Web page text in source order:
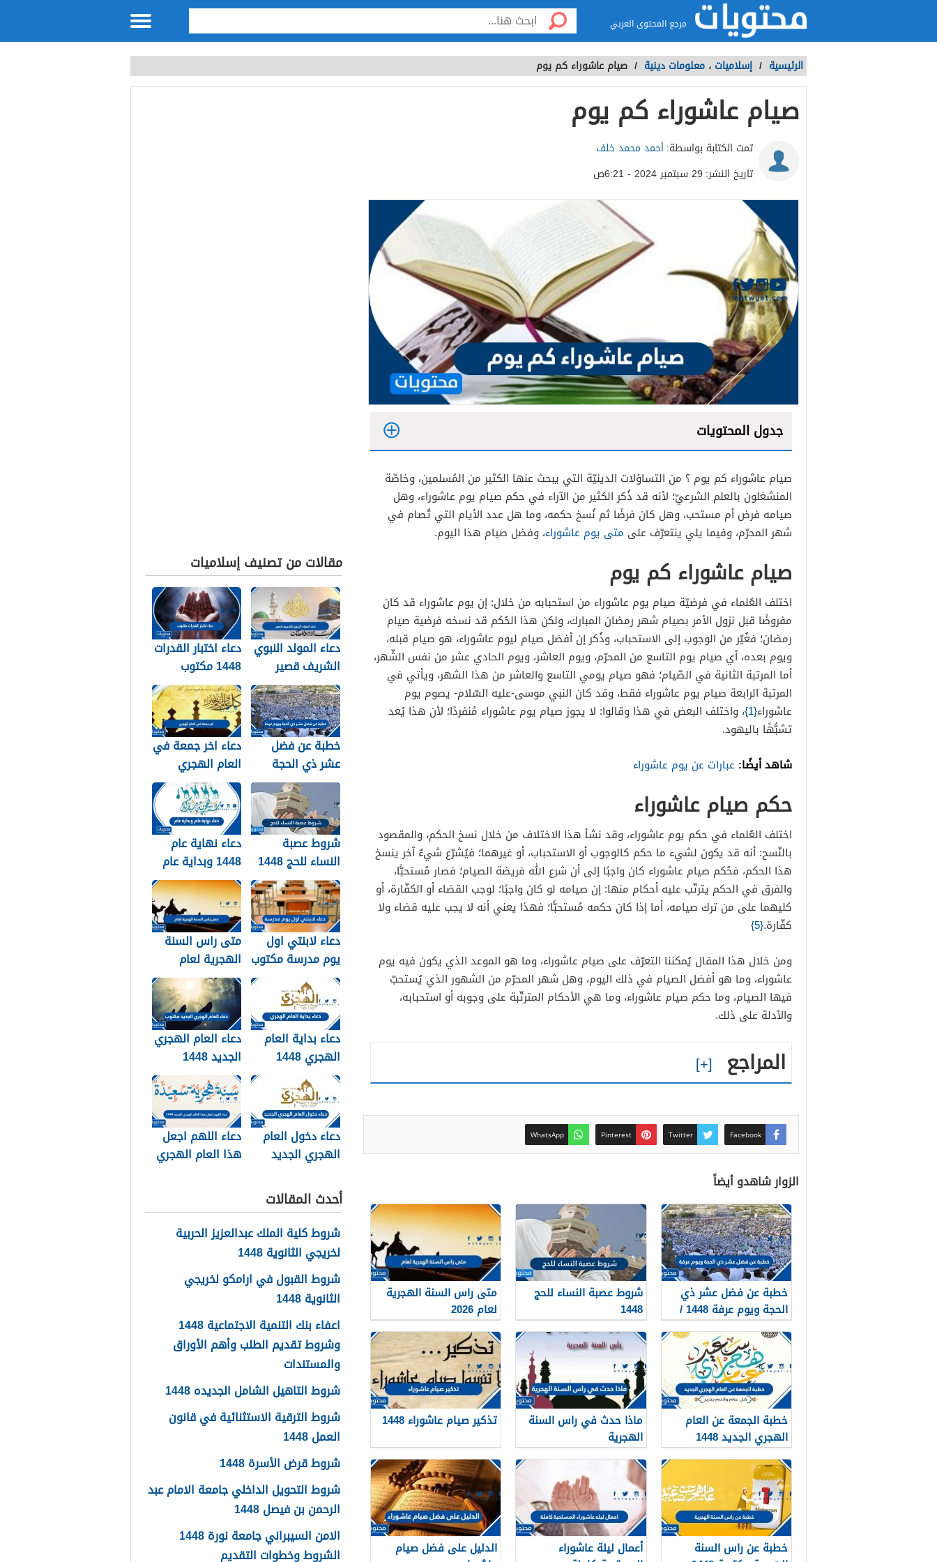
مرجع المحتوى العربي
الرئيسية / إسلاميات ، معلومات دينية / صيام عاشوراء كم يوم
صيام عاشوراء كم يوم
تمت الكتابة بواسطة:أحمد محمد خلف
تاريخ النشر: 29 سبتمبر 2024 - 6:21ص
جدول المحتويات
صيام عاشوراء كم يوم ؟ من التساؤلات الدينيّة التي يبحث عنها الكثير من المُسلمين، وخاصّة
المنشغلون بالعلم الشرعيّ؛ لأنه قد ذُكر الكثير من الآراء في حكم صيام يوم عاشوراء، وهل
صيامه فرض أم مستحب، وهل كان فرضًا ثم نُسخ حكمه، وما هل عدد الأيام التي تُصام في
شهر المحرّم، وفيما يلي ينتعرّف على متى يوم عاشوراء، وفضل صيام هذا اليوم.
صيام عاشوراء كم يوم
اختلف العُلماء في فرضيّة صيام يوم عاشوراء من استحبابه من خلال: إن يوم عاشوراء قد كان
مفروضًا قبل نزول الأمر بصيام شهر رمضان المبارك، ولكن هذا الحُكم قد نسخه فرضية صيام
رمضان؛ فغُيّر من الوجوب إلى الاستحباب، وذُكر إن أفضل صيام ليوم عاشوراء، هو صيام قبله،
ويوم بعده، أي صيام يوم التاسع من المحرّم، ويوم العاشر، ويوم الحادي عشر من نفس الشّهر،
أما المرتبة الثانية في الصّيام؛ فهو صيام يومي التاسع والعاشر من هذا الشهر، ويأتي في
المرتبة الرابعة صيام يوم عاشوراء فقط، وقد كان النبي موسى-عليه السّلام- يصوم يوم
عاشوراء{1} ، واختلف البعض في هذا وقالوا: لا يجوز صيام يوم عاشوراء مُنفردًا؛ لأن هذا يُعد
تشبُّهًا باليهود.
شاهد أيضًا: عبارات عن يوم عاشوراء
حكم صيام عاشوراء
اختلف العُلماء في حكم يوم عاشوراء، وقد نشأ هذا الاختلاف من خلال نسخ الحكم، والمقصود
بالنّسح: أنه قد يكون لشيء ما حكم كالوجوب أو الاستحباب، أو غيرهما؛ فيُشرّع شيءٌ آخر ينسخ
هذا الحكم، فحُكم صيام عاشوراء كان واجبًا إلى أن شرع الله فريضة الصيام؛ فصار مُستحبًّا،
والفرق في الحكم يترتّب عليه أحكام منها: إن صيامه لو كان واجبًا؛ لوجب القضاء أو الكفّارة، أو
كليهما على من ترك صيامه، أما إذا كان حكمه مُستحبًّا؛ فهذا يعني أنه لا يجب عليه قضاء ولا
كفّارة.{5}
ومن خلال هذا المقال يُمكننا التعرّف على صيام عاشوراء، وما هو الموعد الذي يكون فيه يوم
عاشوراء، وما هو أفضل الصيام في ذلك اليوم، وهل شهر المحرّم من الشهور الذي يُستحبّ
فيها الصيام، وما حكم صيام عاشوراء، وما هي الأحكام المترتّبة على وجوبه أو استحبابه،
والأدلة على ذلك.
المراجع
Facebook
Twitter
Pinterest
WhatsApp
الزوار شاهدو أيضاً
خطبة عن فضل عشر ذي
الحجة ويوم عرفة 1448 /
2026
شروط عصبة النساء للحج
1448
متى راس السنة الهجرية
لعام 2026
خطبة الجمعة عن العام
الهجري الجديد 1448
ماذا حدث في راس السنة
الهجرية
تذكير صيام عاشوراء 1448
خطبة عن راس السنة
أعمال ليلة عاشوراء
الدليل على فضل صيام
مقالات من تصنيف إسلاميات
دعاء المولد النبوي
الشريف قصير
2026 مكتوب
دعاء اختبار القدرات
1448 مكتوب
خطبة عن فضل
عشر ذي الحجة
ويوم عرفة 1448 /
2026
دعاء اخر جمعة في
العام الهجري
1447 ودخول العام
الجديد 1448
شروط عصبة
النساء للحج 1448
دعاء نهاية عام
1448 وبداية عام
1449
دعاء لابنتي اول
يوم مدرسة مكتوب
وبالصور 2026
متى راس السنة
الهجرية لعام
2026
دعاء بداية العام
الهجري 1448
مكتوب وبالصور
2026
دعاء العام الهجري
الجديد 1448
مكتوب
دعاء دخول العام
الهجري الجديد
دعاء اللهم اجعل
هذا العام الهجري
أحدث المقالات
شروط كلية الملك عبدالعزيز الحربية
لخريجي الثانوية 1448
شروط القبول في ارامكو لخريجي
الثانوية 1448
اعفاء بنك التنمية الاجتماعية 1448
وشروط تقديم الطلب وأهم الأوراق
والمستندات
شروط التاهيل الشامل الجديده 1448
شروط الترقية الاستثنائية في قانون
العمل 1448
شروط قرض الأسرة 1448
شروط التحويل الداخلي جامعة الامام عبد
الرحمن بن فيصل 1448
الامن السيبراني جامعة نورة 1448
الشروط وخطوات التقديم